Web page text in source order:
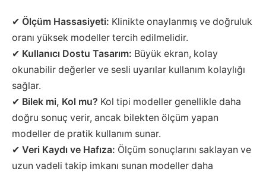
✔ Ölçüm Hassasiyeti: Klinikte onaylanmış ve doğruluk
oranı yüksek modeller tercih edilmelidir.
✔ Kullanıcı Dostu Tasarım: Büyük ekran, kolay
okunabilir değerler ve sesli uyarılar kullanım kolaylığı
sağlar.
✔ Bilek mi, Kol mu? Kol tipi modeller genellikle daha
doğru sonuç verir, ancak bilekten ölçüm yapan
modeller de pratik kullanım sunar.
✔ Veri Kaydı ve Hafıza: Ölçüm sonuçlarını saklayan ve
uzun vadeli takip imkanı sunan modeller daha